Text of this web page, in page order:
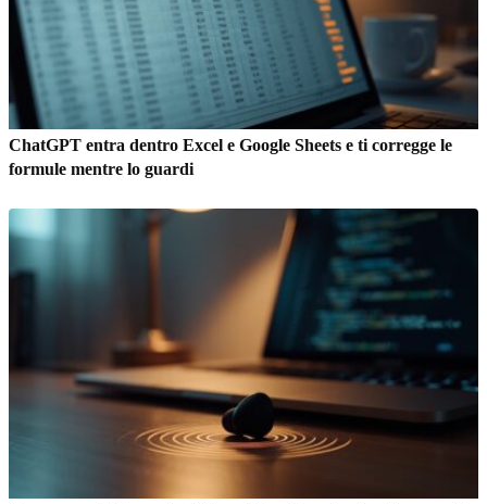
ChatGPT entra dentro Excel e Google Sheets e ti corregge le
formule mentre lo guardi